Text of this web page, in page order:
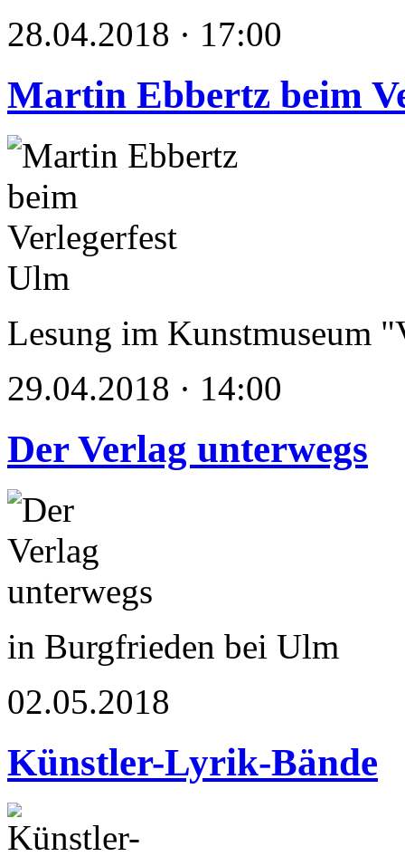
28.04.2018 · 17:00
Martin Ebbertz beim
Lesung im Kunstmuseum
29.04.2018 · 14:00
Der Verlag unterwegs
in Burgfrieden bei Ulm
02.05.2018
Künstler-Lyrik-Bände